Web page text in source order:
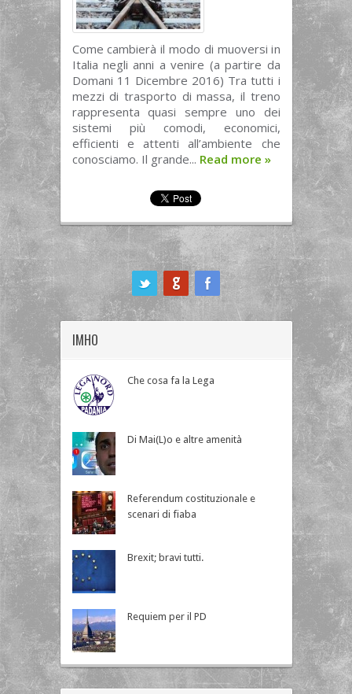
Come cambierà il modo di muoversi in
Italia negli anni a venire (a partire da
Domani 11 Dicembre 2016) Tra tutti i
mezzi di trasporto di massa, il treno
rappresenta quasi sempre uno dei
sistemi più comodi, economici,
efficienti e attenti all’ambiente che
conosciamo. Il grande... Read more »
IMHO
Che cosa fa la Lega
Di Mai(L)o e altre amenità
Referendum costituzionale e
scenari di fiaba
Brexit; bravi tutti.
Requiem per il PD